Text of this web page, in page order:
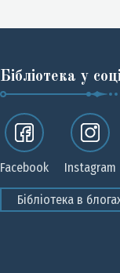
Бібліотека у
Facebook Instagram
Бібліотека в